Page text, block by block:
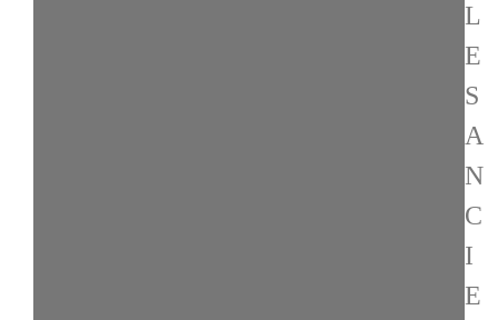
L
E
S
A
N
C
I
E